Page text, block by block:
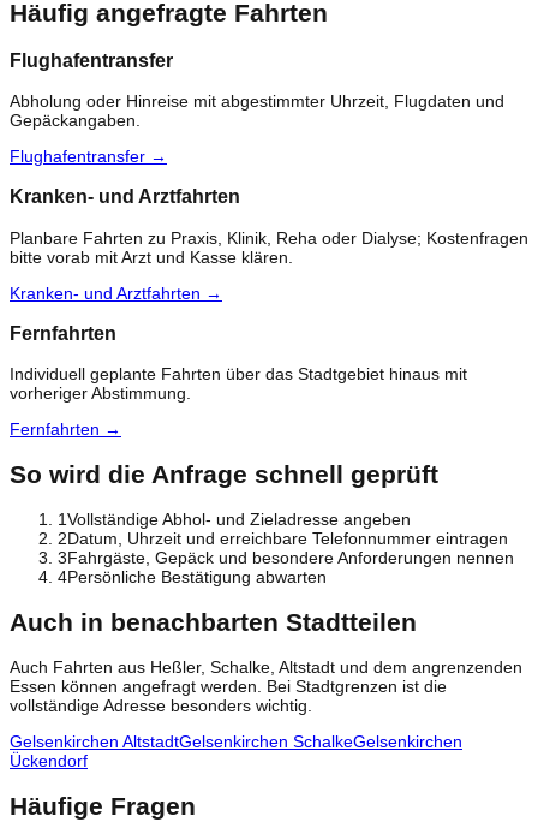
Häufig angefragte Fahrten
Flughafentransfer
Abholung oder Hinreise mit abgestimmter Uhrzeit, Flugdaten und
Gepäckangaben.
Flughafentransfer →
Kranken- und Arztfahrten
Planbare Fahrten zu Praxis, Klinik, Reha oder Dialyse; Kostenfragen
bitte vorab mit Arzt und Kasse klären.
Kranken- und Arztfahrten →
Fernfahrten
Individuell geplante Fahrten über das Stadtgebiet hinaus mit
vorheriger Abstimmung.
Fernfahrten →
So wird die Anfrage schnell geprüft
1Vollständige Abhol- und Zieladresse angeben
2Datum, Uhrzeit und erreichbare Telefonnummer eintragen
3Fahrgäste, Gepäck und besondere Anforderungen nennen
4Persönliche Bestätigung abwarten
Auch in benachbarten Stadtteilen
Auch Fahrten aus Heßler, Schalke, Altstadt und dem angrenzenden
Essen können angefragt werden. Bei Stadtgrenzen ist die
vollständige Adresse besonders wichtig.
Gelsenkirchen AltstadtGelsenkirchen SchalkeGelsenkirchen
Ückendorf
Häufige Fragen